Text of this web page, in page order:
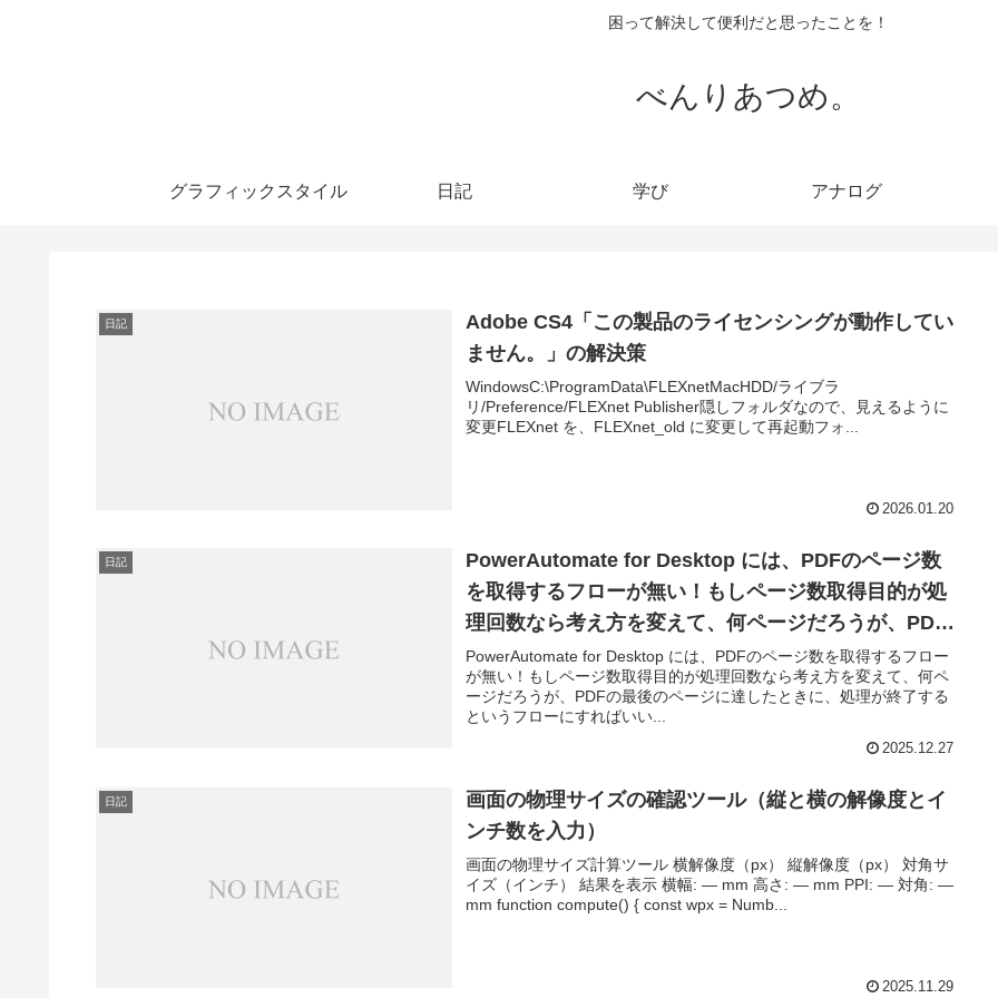
困って解決して便利だと思ったことを！
べんりあつめ。
グラフィックスタイル 日記 学び アナログ
日記
Adobe CS4「この製品のライセンシングが動作してい
ません。」の解決策
WindowsC:\ProgramData\FLEXnetMacHDD/ライブラ
リ/Preference/FLEXnet Publisher隠しフォルダなので、見えるように
変更FLEXnet を、FLEXnet_old に変更して再起動フォ...
2026.01.20
日記
PowerAutomate for Desktop には、PDFのページ数
を取得するフローが無い！もしページ数取得目的が処
理回数なら考え方を変えて、何ページだろうが、PDF
の最後のページに達したときに、処理が終了するとい
うフローにすればいい。
PowerAutomate for Desktop には、PDFのページ数を取得するフロー
が無い！もしページ数取得目的が処理回数なら考え方を変えて、何ペ
ージだろうが、PDFの最後のページに達したときに、処理が終了する
というフローにすればいい...
2025.12.27
日記
画面の物理サイズの確認ツール（縦と横の解像度とイ
ンチ数を入力）
画面の物理サイズ計算ツール 横解像度（px） 縦解像度（px） 対角サ
イズ（インチ） 結果を表示 横幅: — mm 高さ: — mm PPI: — 対角: —
mm function compute() { const wpx = Numb...
2025.11.29